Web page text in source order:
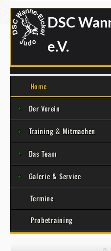
DSC
e.V.
Home
Der Verein
Training & Mitmachen
Das Team
Galerie & Service
Termine
Probetraining